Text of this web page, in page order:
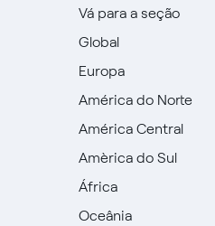
Vá para a seção
Global
Europa
América do Norte
América Central
Amèrica do Sul
África
Oceânia